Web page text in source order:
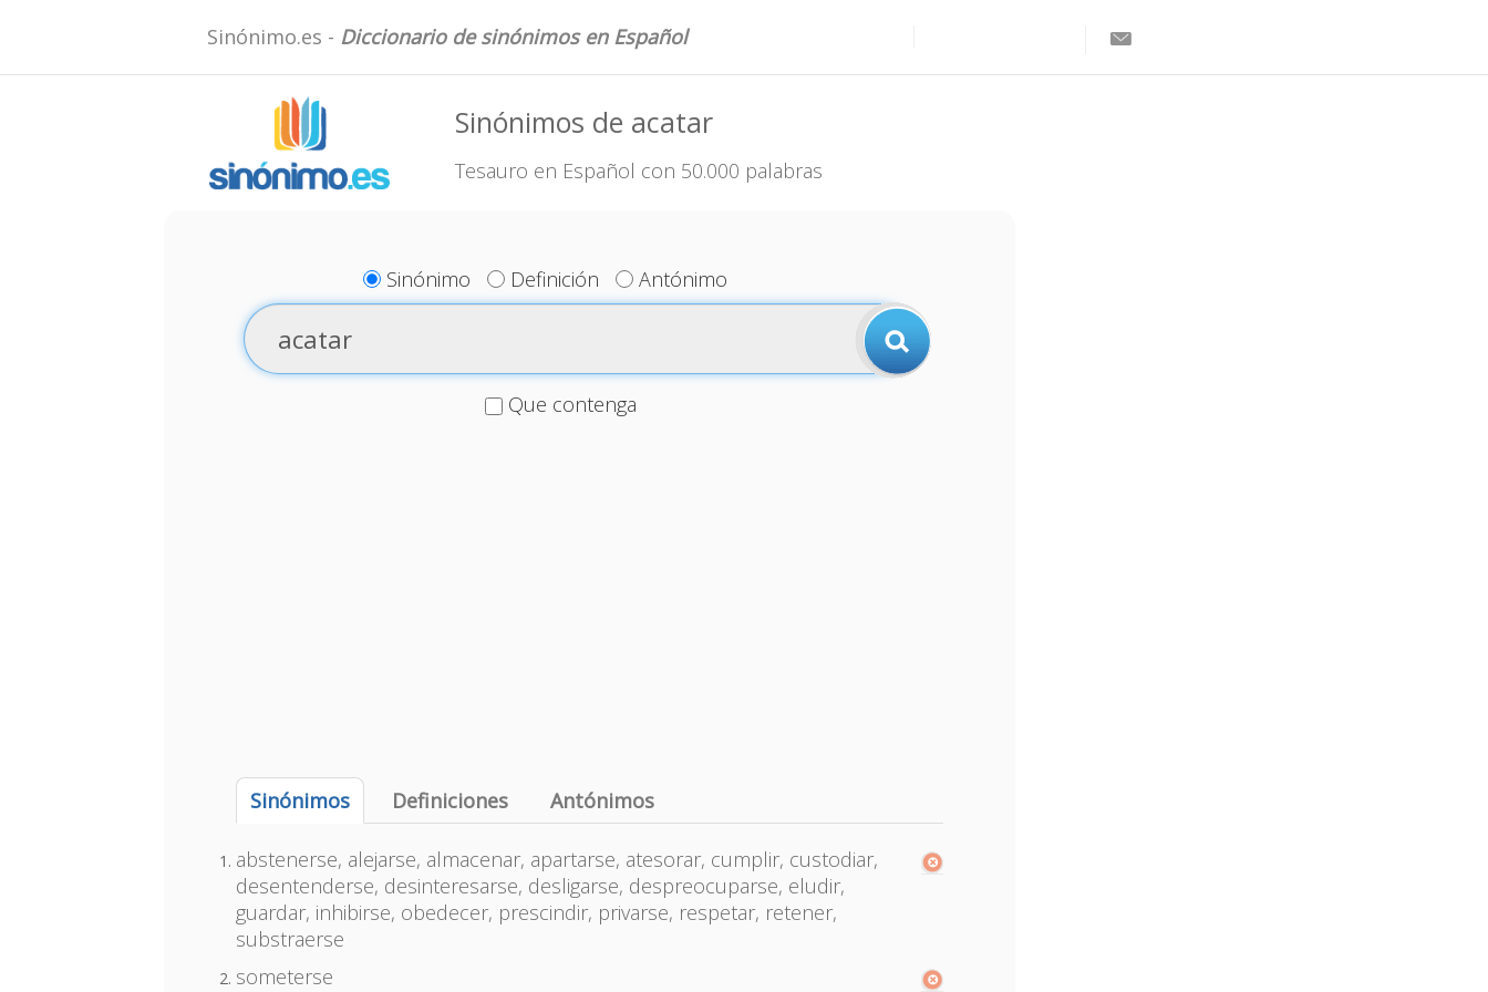
Sinónimo.es - Diccionario de sinónimos en Español
Sinónimos de acatar
Tesauro en Español con 50.000 palabras
Sinónimo Definición Antónimo
Que contenga
Sinónimos Definiciones Antónimos
abstenerse, alejarse, almacenar, apartarse, atesorar, cumplir, custodiar,
desentenderse, desinteresarse, desligarse, despreocuparse, eludir,
guardar, inhibirse, obedecer, prescindir, privarse, respetar, retener,
substraerse
someterse